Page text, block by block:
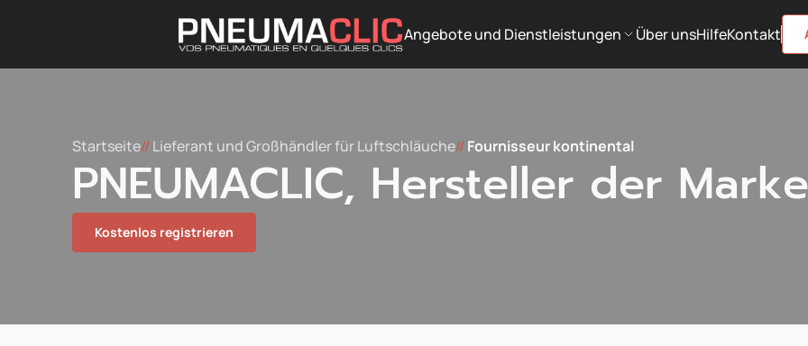
Angebote und Dienstleistungen Über unsHilfeKontakt
Startseite// Lieferant und Großhändler für Luftschläuche// Fournisseur kontinental
PNEUMACLIC, Hersteller der
Kostenlos registrieren